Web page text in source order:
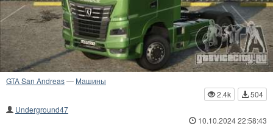
GTA San Andreas— Машины
2.4k
504
Underground47
10.10.2024 22:58:43